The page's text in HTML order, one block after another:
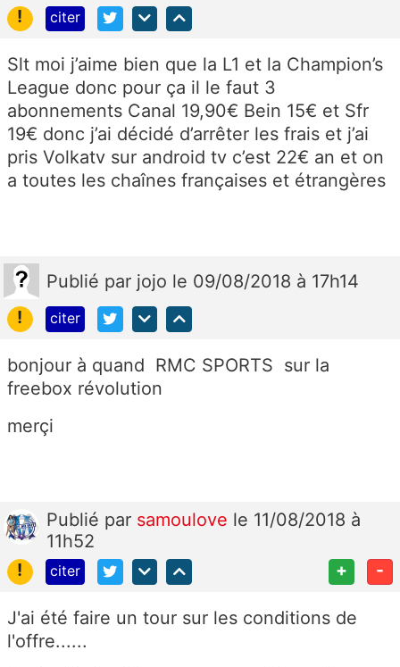
!
citer
Slt moi j’aime bien que la L1 et la Champion’s
League donc pour ça il le faut 3
abonnements Canal 19,90€ Bein 15€ et Sfr
19€ donc j’ai décidé d’arrêter les frais et j’ai
pris Volkatv sur android tv c’est 22€ an et on
a toutes les chaînes françaises et étrangères
Publié par jojo le 09/08/2018 à 17h14
!
citer
bonjour à quand RMC SPORTS sur la
freebox révolution
merçi
Publié par samoulove le 11/08/2018 à
11h52
!
citer + -
J'ai été faire un tour sur les conditions de
l'offre......